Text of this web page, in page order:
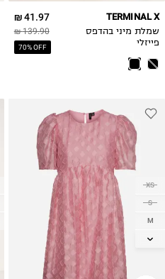
41.97 ₪
139.90 ₪
70% OFF
TERMINAL X
שמלת מיני בהדפס
פייזלי
XS
S
M
L